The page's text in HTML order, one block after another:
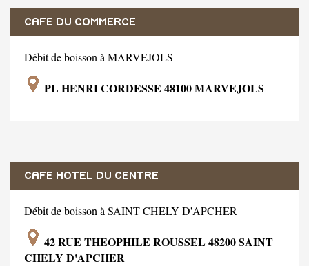
CAFE DU COMMERCE
Débit de boisson à MARVEJOLS
PL HENRI CORDESSE 48100 MARVEJOLS
CAFE HOTEL DU CENTRE
Débit de boisson à SAINT CHELY D'APCHER
42 RUE THEOPHILE ROUSSEL 48200 SAINT
CHELY D'APCHER